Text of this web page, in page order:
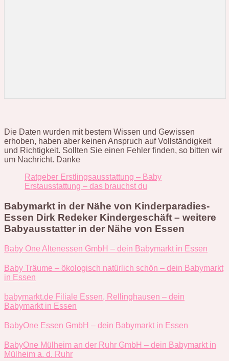
Die Daten wurden mit bestem Wissen und Gewissen
erhoben, haben aber keinen Anspruch auf Vollständigkeit
und Richtigkeit. Sollten Sie einen Fehler finden, so bitten wir
um Nachricht. Danke
Ratgeber Erstlingsausstattung – Baby
Erstausstattung – das brauchst du
Babymarkt in der Nähe von Kinderparadies-
Essen Dirk Redeker Kindergeschäft – weitere
Babyausstatter in der Nähe von Essen
Baby One Altenessen GmbH – dein Babymarkt in Essen
Baby Träume – ökologisch natürlich schön – dein Babymarkt
in Essen
babymarkt.de Filiale Essen, Rellinghausen – dein
Babymarkt in Essen
BabyOne Essen GmbH – dein Babymarkt in Essen
BabyOne Mülheim an der Ruhr GmbH – dein Babymarkt in
Mülheim a. d. Ruhr